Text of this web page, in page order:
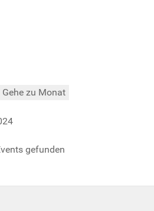
Gehe zu Monat
gefunden